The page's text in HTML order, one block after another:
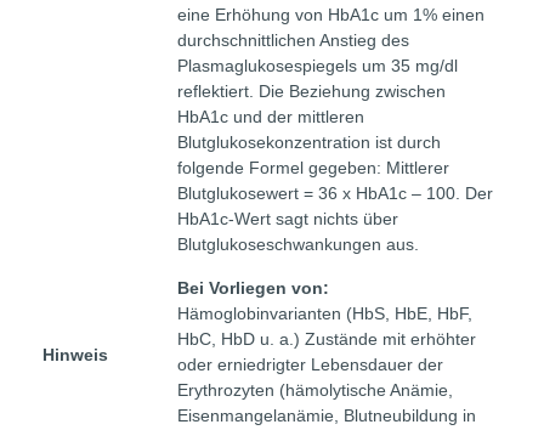
Hinweis
eine Erhöhung von HbA1c um 1% einen
durchschnittlichen Anstieg des
Plasmaglukosespiegels um 35 mg/dl
reflektiert. Die Beziehung zwischen
HbA1c und der mittleren
Blutglukosekonzentration ist durch
folgende Formel gegeben: Mittlerer
Blutglukosewert = 36 x HbA1c – 100. Der
HbA1c-Wert sagt nichts über
Blutglukoseschwankungen aus.
Bei Vorliegen von:
Hämoglobinvarianten (HbS, HbE, HbF,
HbC, HbD u. a.) Zustände mit erhöhter
oder erniedrigter Lebensdauer der
Erythrozyten (hämolytische Anämie,
Eisenmangelanämie, Blutneubildung in